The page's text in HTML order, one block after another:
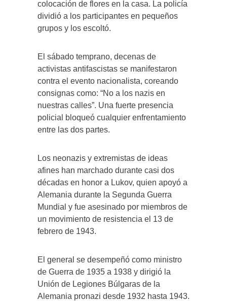
colocación de flores en la casa. La policía
dividió a los participantes en pequeños
grupos y los escoltó.
El sábado temprano, decenas de
activistas antifascistas se manifestaron
contra el evento nacionalista, coreando
consignas como: “No a los nazis en
nuestras calles”. Una fuerte presencia
policial bloqueó cualquier enfrentamiento
entre las dos partes.
Los neonazis y extremistas de ideas
afines han marchado durante casi dos
décadas en honor a Lukov, quien apoyó a
Alemania durante la Segunda Guerra
Mundial y fue asesinado por miembros de
un movimiento de resistencia el 13 de
febrero de 1943.
El general se desempeñó como ministro
de Guerra de 1935 a 1938 y dirigió la
Unión de Legiones Búlgaras de la
Alemania pronazi desde 1932 hasta 1943.